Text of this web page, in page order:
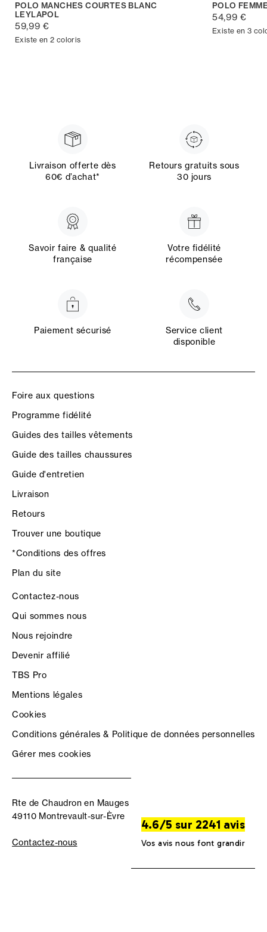
POLO MANCHES COURTES BLANC
LEYLAPOL
59,99 €
Existe en 2 coloris
POLO
54,99 €
Existe en 3
Livraison offerte dès
60€ d’achat*
Retours gratuits sous
30 jours
Savoir faire & qualité
française
Votre fidélité
récompensée
Paiement sécurisé
Service client
disponible
Foire aux questions
Programme fidélité
Guides des tailles vêtements
Guide des tailles chaussures
Guide d'entretien
Livraison
Retours
Trouver une boutique
*Conditions des offres
Plan du site
Contactez-nous
Qui sommes nous
Nous rejoindre
Devenir affilié
TBS Pro
Mentions légales
Cookies
Conditions générales & Politique de données personnelles
Gérer mes cookies
Rte de Chaudron en Mauges
49110 Montrevault-sur-Èvre
Contactez-nous
4.6/5 sur 2241 avis
Vos avis nous font grandir